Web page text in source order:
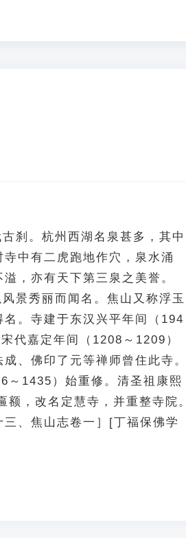
刹。杭州西湖名泉甚多，其中
中有二虎跑地作穴，泉水涌
溢，亦有天下第三泉之美誉。
景秀丽而闻名。焦山又称浮玉
。寺建于东汉兴平年间（194
代嘉定年间（1208～1209）
、佛印了元等禅师曾住此寺。
～1435）始重修。清圣祖康熙
，改名定慧寺，并重整寺院。
三、焦山志卷一］[丁福保佛学